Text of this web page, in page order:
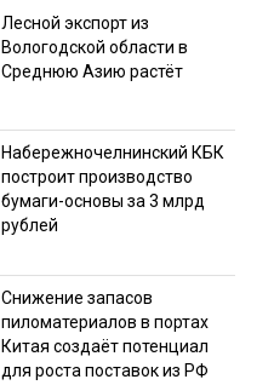
Лесной экспорт из
Вологодской области в
Среднюю Азию растёт
Набережночелнинский КБК
построит производство
бумаги-основы за 3 млрд
рублей
Снижение запасов
пиломатериалов в портах
Китая создаёт потенциал
для роста поставок из РФ